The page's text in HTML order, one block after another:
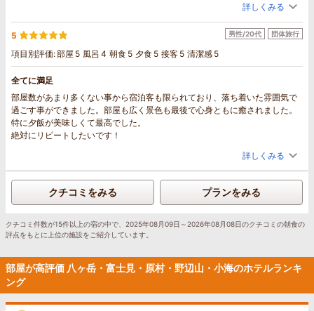
詳しくみる
5
項目別評価:部屋 5 風呂 4 朝食 5 夕食 5 接客 5 清潔感 5
男性/20代 団体旅行
全てに満足
部屋数があまり多くない事から宿泊客も限られており、落ち着いた雰囲気で
過ごす事ができました。部屋も広く景色も最後で心身ともに癒されました。
特に夕飯が美味しくて最高でした。
絶対にリピートしたいです！
詳しくみる
クチコミをみる プランをみる
クチコミ件数が15件以上の宿の中で、2025年08月09日～2026年08月08日のクチコミの朝食の
評点をもとに上位の施設をご紹介しています。
部屋が高評価 八ヶ岳・富士見・原村・野辺山・小海のホテルランキ
ング